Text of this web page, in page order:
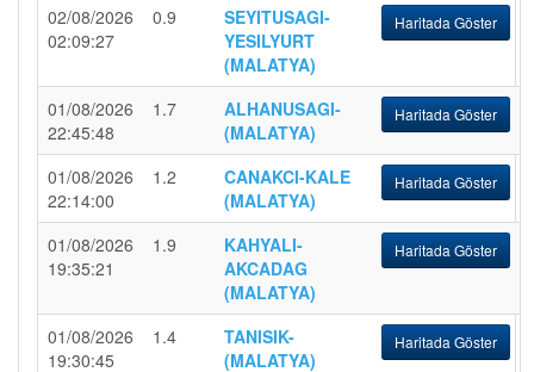
02/08/2026
02:09:27
0.9
SEYITUSAGI-
YESILYURT
(MALATYA)
Haritada Göster
01/08/2026
22:45:48
1.7
ALHANUSAGI-
(MALATYA)
Haritada Göster
01/08/2026
22:14:00
1.2
CANAKCI-KALE
(MALATYA)
Haritada Göster
01/08/2026
19:35:21
1.9
KAHYALI-
AKCADAG
(MALATYA)
Haritada Göster
01/08/2026
19:30:45
1.4
TANISIK-
(MALATYA)
Haritada Göster